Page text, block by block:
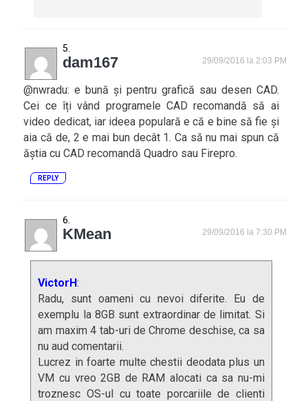
dam167 29/09/2016 la 2:03 PM
@nwradu: e bună și pentru grafică sau desen CAD.
Cei ce îți vând programele CAD recomandă să ai
video dedicat, iar ideea populară e că e bine să fie și
aia că de, 2 e mai bun decât 1. Ca să nu mai spun că
ăștia cu CAD recomandă Quadro sau Firepro.
REPLY
KMean 29/09/2016 la 7:30 PM
VictorH:
Radu, sunt oameni cu nevoi diferite. Eu de
exemplu la 8GB sunt extraordinar de limitat. Si
am maxim 4 tab-uri de Chrome deschise, ca sa
nu aud comentarii.
Lucrez in foarte multe chestii deodata plus un
VM cu vreo 2GB de RAM alocati ca sa nu-mi
troznesc OS-ul cu toate porcariile de clienti